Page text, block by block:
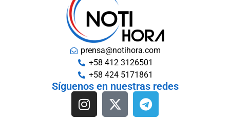
prensa@notihora.com
+58 412 3126501
+58 424 5171861
Síguenos en nuestras redes